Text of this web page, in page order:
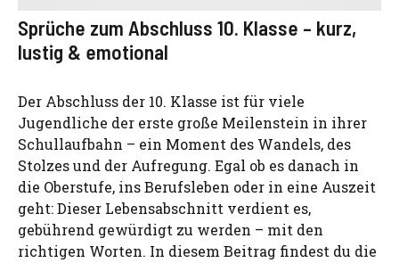
Sprüche zum Abschluss 10. Klasse – kurz,
lustig & emotional
Der Abschluss der 10. Klasse ist für viele
Jugendliche der erste große Meilenstein in ihrer
Schullaufbahn – ein Moment des Wandels, des
Stolzes und der Aufregung. Egal ob es danach in
die Oberstufe, ins Berufsleben oder in eine Auszeit
geht: Dieser Lebensabschnitt verdient es,
gebührend gewürdigt zu werden – mit den
richtigen Worten. In diesem Beitrag findest du die